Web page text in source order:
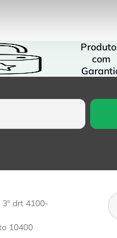
com
drt 4100-
10400